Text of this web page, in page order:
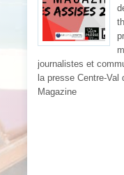
journalistes et
la presse Centre-
Magazine